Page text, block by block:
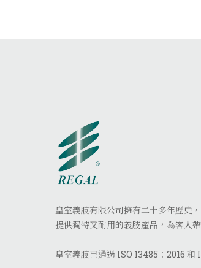
皇室義肢有限公司擁有二十多年歷史
提供獨特又耐用的義肢產品，為客人
皇室義肢已通過 ISO 13485：2016 和